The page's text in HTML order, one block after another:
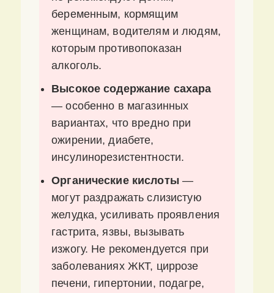
беременным, кормящим
женщинам, водителям и людям,
которым противопоказан
алкоголь.
Высокое содержание сахара
— особенно в магазинных
вариантах, что вредно при
ожирении, диабете,
инсулинорезистентности.
Органические кислоты —
могут раздражать слизистую
желудка, усиливать проявления
гастрита, язвы, вызывать
изжогу. Не рекомендуется при
заболеваниях ЖКТ, циррозе
печени, гипертонии, подагре,